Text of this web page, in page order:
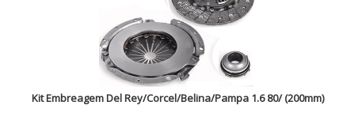
Kit Embreagem Del Rey/Corcel/Belina/Pampa 1.6 80/ (200mm)